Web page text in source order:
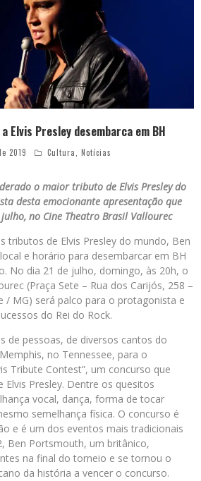
Elvis Presley desembarca em BH
2019 Cultura, Notícias
o maior tributo de Elvis Presley do
desta emocionante apresentação que
no Cine Theatro Brasil Vallourec
tributos de Elvis Presley do mundo, Ben
e horário para desembarcar em BH
No dia 21 de julho, domingo, às 20h, o
(Praça Sete – Rua dos Carijós, 258 –
/ MG) será palco para o protagonista e
do Rei do Rock.
de pessoas, de diversos cantos do
no Tennessee, para o
Tribute Contest”, um concurso que
Elvis Presley. Dentre os quesitos
vocal, dança, forma de tocar
semelhança física. O concurso é
e é um dos eventos mais tradicionais
Ben Portsmouth, um britânico,
na final do torneio e se tornou o
da história a vencer o concurso.